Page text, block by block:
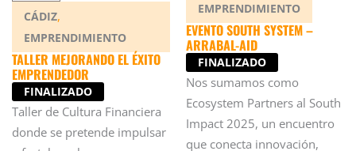
CÁDIZ,
EMPRENDIMIENTO
TALLER MEJORANDO EL ÉXITO
EMPRENDEDOR
FINALIZADO
Taller de Cultura Financiera
donde se pretende impulsar
EMPRENDIMIENTO
EVENTO SOUTH SYSTEM –
ARRABAL-AID
FINALIZADO
Nos sumamos como
Ecosystem Partners al South
Impact 2025, un encuentro
que conecta innovación,